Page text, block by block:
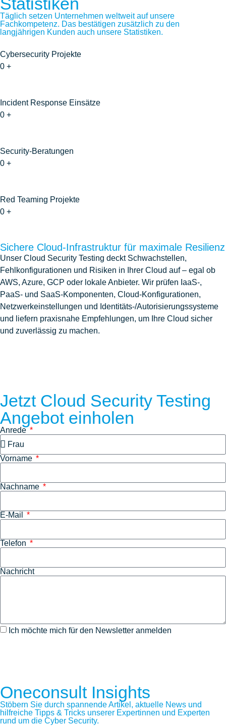
Täglich setzen Unternehmen weltweit auf unsere
Fachkompetenz. Das bestätigen zusätzlich zu den
langjährigen Kunden auch unsere Statistiken.
Cybersecurity Projekte
0 +
Incident Response Einsätze
0 +
Security-Beratungen
0 +
Red Teaming Projekte
0 +
Sichere Cloud-Infrastruktur für maximale Resilienz
Unser Cloud Security Testing deckt Schwachstellen,
Fehlkonfigurationen und Risiken in Ihrer Cloud auf – egal ob
AWS, Azure, GCP oder lokale Anbieter. Wir prüfen IaaS-,
PaaS- und SaaS-Komponenten, Cloud-Konfigurationen,
Netzwerkeinstellungen und Identitäts-/Autorisierungssysteme
und liefern praxisnahe Empfehlungen, um Ihre Cloud sicher
und zuverlässig zu machen.
Jetzt Cloud Security Testing
Angebot einholen
Anrede
Vorname
Nachname
E-Mail
Telefon
Nachricht
Ich möchte mich für den Newsletter anmelden
Oneconsult Insights
Stöbern Sie durch spannende Artikel, aktuelle News und
hilfreiche Tipps & Tricks unserer Expertinnen und Experten
rund um die Cyber Security.